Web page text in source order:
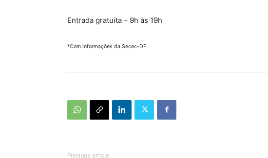
Entrada gratuita – 9h às 19h
*Com informações da Secec-DF
Previous article